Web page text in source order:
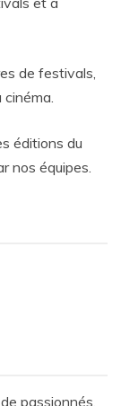
de festivals,
cinéma
éditions du
nos équipes.
passionnés,